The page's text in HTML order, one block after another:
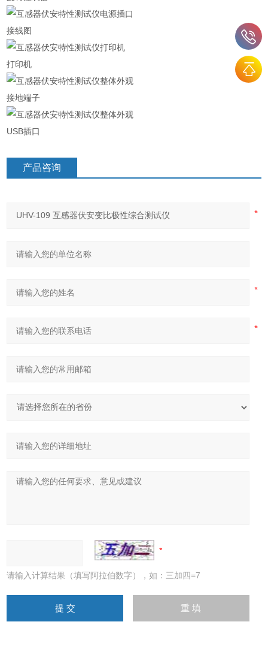
接线图
打印机
接地端子
USB插口
产品咨询
请输入计算结果（填写阿拉伯数字），如：三加四=7